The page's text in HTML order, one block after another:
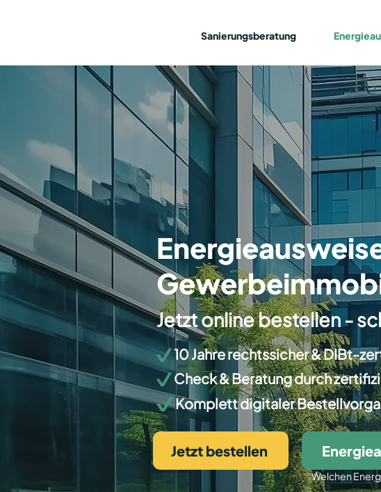
Sanierungsberatung
Jetzt online bestellen -
10 Jahre rechtssicher & DIBt-
Check & Beratung durch
Komplett digitaler
Jetzt bestellen
Welchen